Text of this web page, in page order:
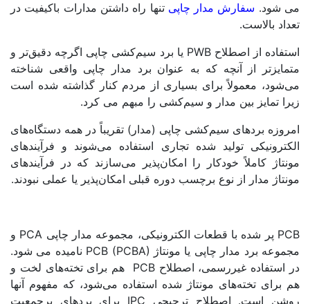
شود.سفارش مدار چاپیتنها راه داشتن مدارات باکیفیت در
بالاست.
استفاده از اصطلاح PWB یا برد سیم‌کشی چاپی اگرچه دقیق‌تر و
از آنچه که به عنوان برد مدار چاپی واقعی شناخته
معمولاً برای بسیاری از مردم کنار گذاشته شده است
تمایز بین مدار و سیم‌کشی را مبهم می کرد.
بردهای سیم‌کشی چاپی (مدار) تقریباً در همه دستگاه‌های
تولید شده تجاری استفاده می‌شوند و فرآیندهای
کاملاً خودکار را امکان‌پذیر می‌سازند که در فرآیندهای
مدار از نوع برچسب دوره قبلی امکان‌پذیر یا عملی نبودند.
PCB پر شده با قطعات الکترونیکی، مجموعه مدار چاپی PCA و
مجموعه برد مدار چاپی یا مونتاژ PCB (PCBA) نامیده می شود.
در استفاده غیررسمی، اصطلاح PCB هم برای تخته‌های لخت و
برای تخته‌های مونتاژ شده استفاده می‌شود، که مفهوم آنها
روشن است. اصطلاح ترجیحی IPC برای بردهای پرجمعیت